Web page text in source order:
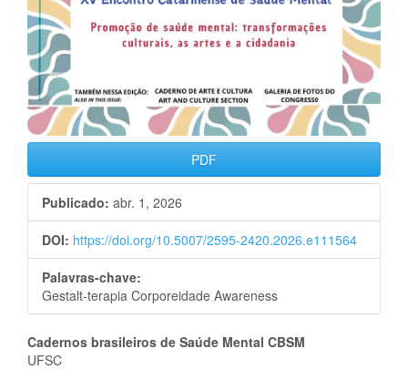
PDF
Publicado: abr. 1, 2026
DOI: https://doi.org/10.5007/2595-2420.2026.e111564
Palavras-chave:
Gestalt-terapia Corporeidade Awareness
Conteúdo
Cadernos brasileiros de Saúde Mental CBSM
UFSC